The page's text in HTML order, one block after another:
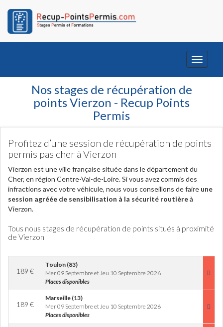
Toggle
Nos stages de récupération de
points Vierzon - Recup Points
Permis
Profitez d’une session de récupération de points
permis pas cher à Vierzon
Vierzon est une ville française située dans le département du
Cher, en région Centre-Val-de-Loire. Si vous avez commis des
infractions avec votre véhicule, nous vous conseillons de faire une
session agréée de sensibilisation à la sécurité routièreà
Vierzon.
Tous nous stages de récupération de points situés à proximité
de Vierzon
189 €
Toulon (83)
Mer 09 Septembre et Jeu 10 Septembre 2026
Places disponibles
189 €
Marseille (13)
Mer 09 Septembre et Jeu 10 Septembre 2026
Places disponibles